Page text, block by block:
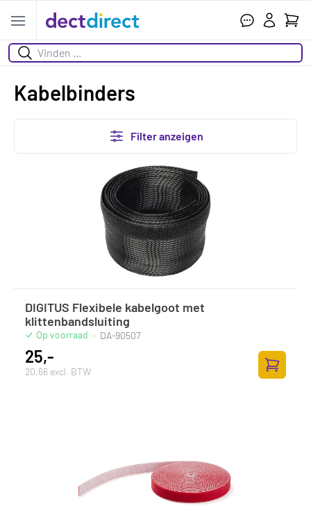
Open menu
Suchen
Ihr
Kabelbinders
Filter anzeigen
DIGITUS Flexibele kabelgoot met
klittenbandsluiting
Op voorraad · DA-90507
25,-
20,66 excl. BTW
Zum